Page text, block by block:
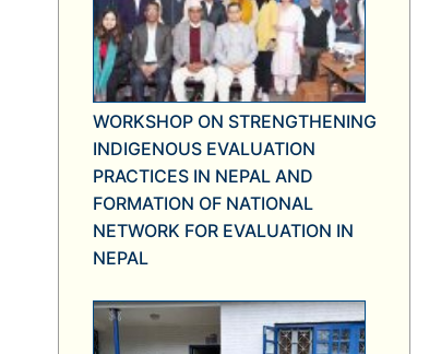
WORKSHOP ON STRENGTHENING
INDIGENOUS EVALUATION
PRACTICES IN NEPAL AND
FORMATION OF NATIONAL
NETWORK FOR EVALUATION IN
NEPAL